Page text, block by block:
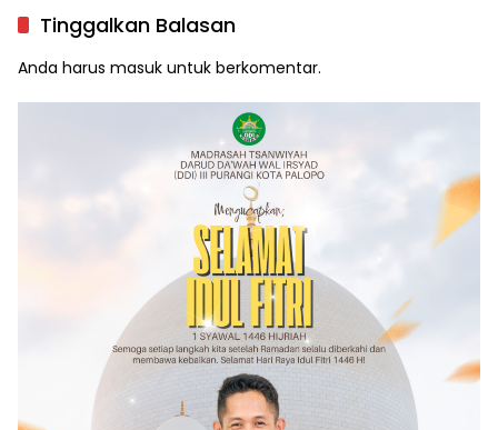
Tinggalkan Balasan
Anda harus masuk untuk berkomentar.